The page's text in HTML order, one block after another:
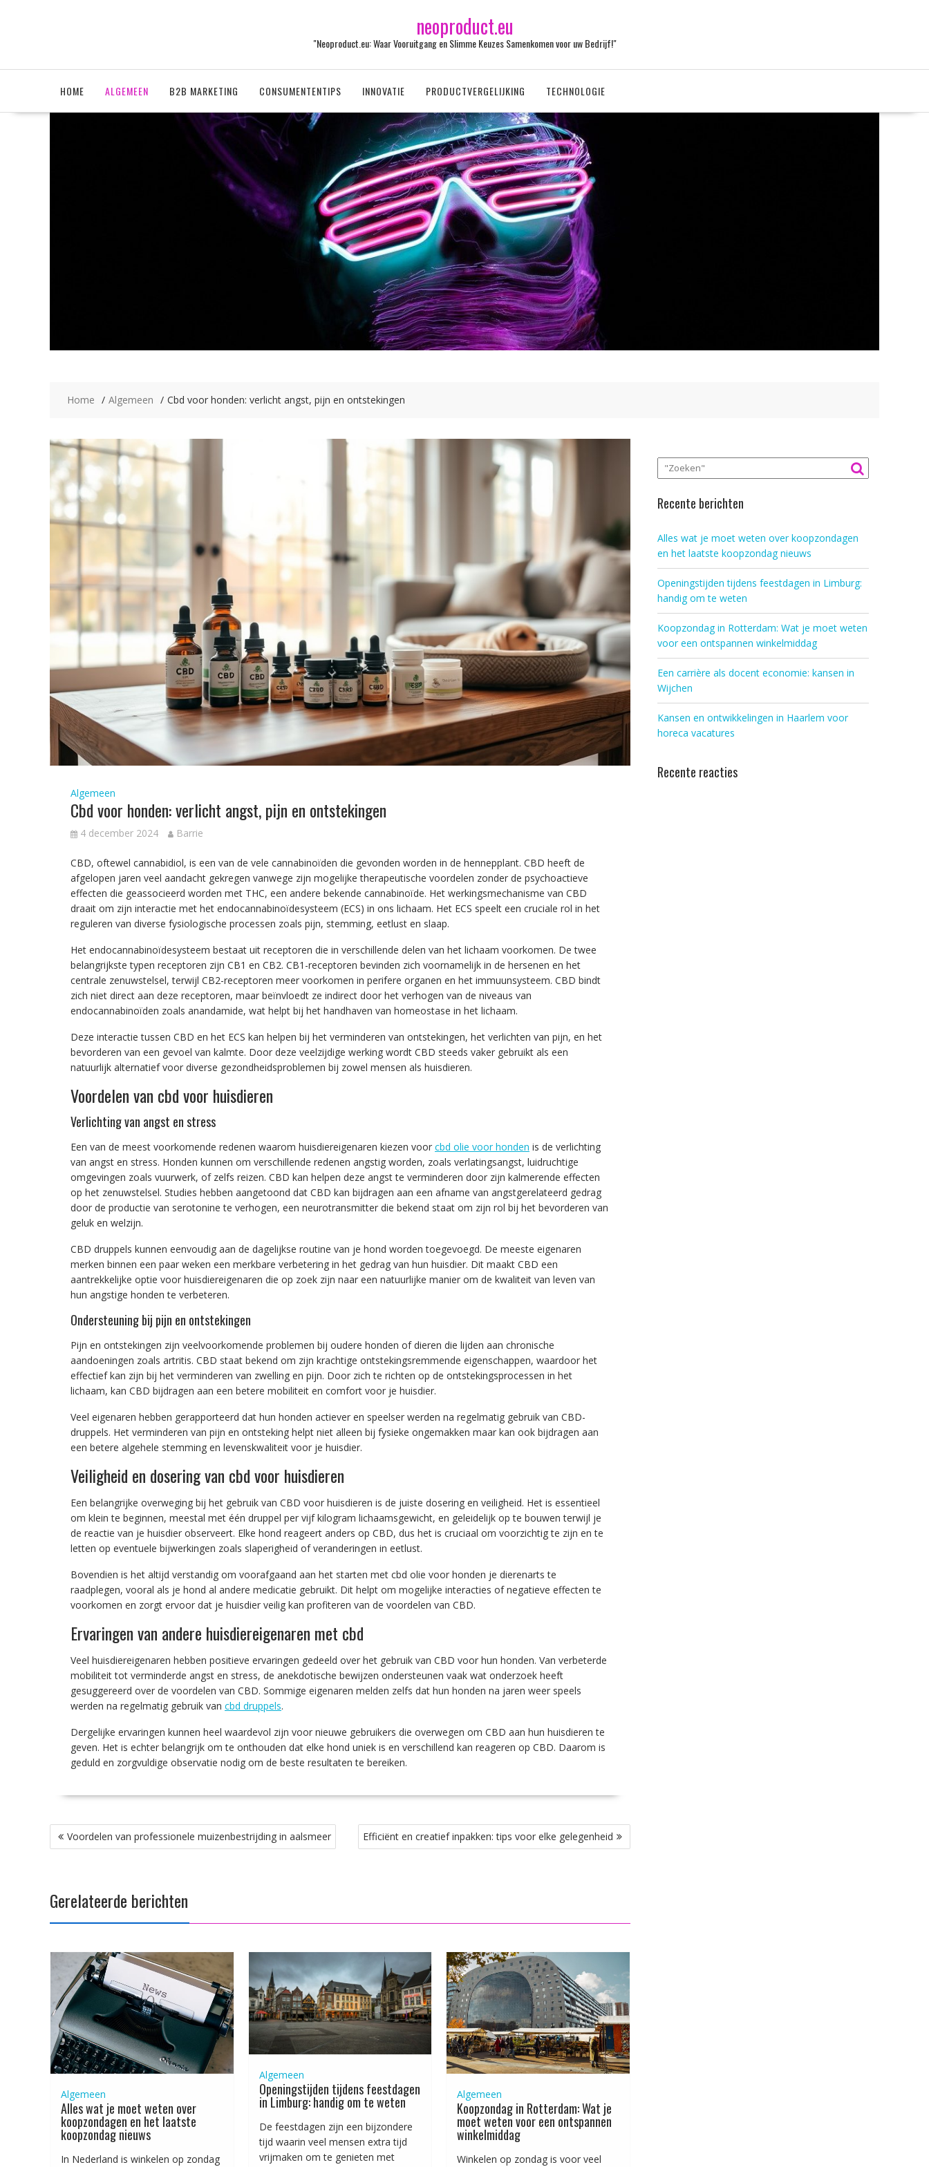
neoproduct.eu
"Neoproduct.eu: Waar Vooruitgang en Slimme Keuzes Samenkomen voor uw Bedrijf!"
HOME ALGEMEEN B2B MARKETING CONSUMENTENTIPS INNOVATIE PRODUCTVERGELIJKING TECHNOLOGIE
Home Algemeen Cbd voor honden: verlicht angst, pijn en ontstekingen
Algemeen
Cbd voor honden: verlicht angst, pijn en ontstekingen
4 december 2024 Barrie
CBD, oftewel cannabidiol, is een van de vele cannabinoïden die gevonden worden in de hennepplant. CBD heeft de
afgelopen jaren veel aandacht gekregen vanwege zijn mogelijke therapeutische voordelen zonder de psychoactieve
effecten die geassocieerd worden met THC, een andere bekende cannabinoïde. Het werkingsmechanisme van CBD
draait om zijn interactie met het endocannabinoïdesysteem (ECS) in ons lichaam. Het ECS speelt een cruciale rol in het
reguleren van diverse fysiologische processen zoals pijn, stemming, eetlust en slaap.
Het endocannabinoïdesysteem bestaat uit receptoren die in verschillende delen van het lichaam voorkomen. De twee
belangrijkste typen receptoren zijn CB1 en CB2. CB1-receptoren bevinden zich voornamelijk in de hersenen en het
centrale zenuwstelsel, terwijl CB2-receptoren meer voorkomen in perifere organen en het immuunsysteem. CBD bindt
zich niet direct aan deze receptoren, maar beïnvloedt ze indirect door het verhogen van de niveaus van
endocannabinoïden zoals anandamide, wat helpt bij het handhaven van homeostase in het lichaam.
Deze interactie tussen CBD en het ECS kan helpen bij het verminderen van ontstekingen, het verlichten van pijn, en het
bevorderen van een gevoel van kalmte. Door deze veelzijdige werking wordt CBD steeds vaker gebruikt als een
natuurlijk alternatief voor diverse gezondheidsproblemen bij zowel mensen als huisdieren.
Voordelen van cbd voor huisdieren
Verlichting van angst en stress
Een van de meest voorkomende redenen waarom huisdiereigenaren kiezen voor cbd olie voor honden is de verlichting
van angst en stress. Honden kunnen om verschillende redenen angstig worden, zoals verlatingsangst, luidruchtige
omgevingen zoals vuurwerk, of zelfs reizen. CBD kan helpen deze angst te verminderen door zijn kalmerende effecten
op het zenuwstelsel. Studies hebben aangetoond dat CBD kan bijdragen aan een afname van angstgerelateerd gedrag
door de productie van serotonine te verhogen, een neurotransmitter die bekend staat om zijn rol bij het bevorderen van
geluk en welzijn.
CBD druppels kunnen eenvoudig aan de dagelijkse routine van je hond worden toegevoegd. De meeste eigenaren
merken binnen een paar weken een merkbare verbetering in het gedrag van hun huisdier. Dit maakt CBD een
aantrekkelijke optie voor huisdiereigenaren die op zoek zijn naar een natuurlijke manier om de kwaliteit van leven van
hun angstige honden te verbeteren.
Ondersteuning bij pijn en ontstekingen
Pijn en ontstekingen zijn veelvoorkomende problemen bij oudere honden of dieren die lijden aan chronische
aandoeningen zoals artritis. CBD staat bekend om zijn krachtige ontstekingsremmende eigenschappen, waardoor het
effectief kan zijn bij het verminderen van zwelling en pijn. Door zich te richten op de ontstekingsprocessen in het
lichaam, kan CBD bijdragen aan een betere mobiliteit en comfort voor je huisdier.
Veel eigenaren hebben gerapporteerd dat hun honden actiever en speelser werden na regelmatig gebruik van CBD-
druppels. Het verminderen van pijn en ontsteking helpt niet alleen bij fysieke ongemakken maar kan ook bijdragen aan
een betere algehele stemming en levenskwaliteit voor je huisdier.
Veiligheid en dosering van cbd voor huisdieren
Een belangrijke overweging bij het gebruik van CBD voor huisdieren is de juiste dosering en veiligheid. Het is essentieel
om klein te beginnen, meestal met één druppel per vijf kilogram lichaamsgewicht, en geleidelijk op te bouwen terwijl je
de reactie van je huisdier observeert. Elke hond reageert anders op CBD, dus het is cruciaal om voorzichtig te zijn en te
letten op eventuele bijwerkingen zoals slaperigheid of veranderingen in eetlust.
Bovendien is het altijd verstandig om voorafgaand aan het starten met cbd olie voor honden je dierenarts te
raadplegen, vooral als je hond al andere medicatie gebruikt. Dit helpt om mogelijke interacties of negatieve effecten te
voorkomen en zorgt ervoor dat je huisdier veilig kan profiteren van de voordelen van CBD.
Ervaringen van andere huisdiereigenaren met cbd
Veel huisdiereigenaren hebben positieve ervaringen gedeeld over het gebruik van CBD voor hun honden. Van verbeterde
mobiliteit tot verminderde angst en stress, de anekdotische bewijzen ondersteunen vaak wat onderzoek heeft
gesuggereerd over de voordelen van CBD. Sommige eigenaren melden zelfs dat hun honden na jaren weer speels
werden na regelmatig gebruik van cbd druppels.
Dergelijke ervaringen kunnen heel waardevol zijn voor nieuwe gebruikers die overwegen om CBD aan hun huisdieren te
geven. Het is echter belangrijk om te onthouden dat elke hond uniek is en verschillend kan reageren op CBD. Daarom is
geduld en zorgvuldige observatie nodig om de beste resultaten te bereiken.
Bericht
navigatie
Voordelen van professionele muizenbestrijding in aalsmeer Efficiënt en creatief inpakken: tips voor elke gelegenheid
Gerelateerde berichten
Algemeen
Alles wat je moet weten over
koopzondagen en het laatste
koopzondag nieuws
In Nederland is winkelen op zondag
Algemeen
Openingstijden tijdens feestdagen
in Limburg: handig om te weten
De feestdagen zijn een bijzondere
tijd waarin veel mensen extra tijd
vrijmaken om te genieten met
Algemeen
Koopzondag in Rotterdam: Wat je
moet weten voor een ontspannen
winkelmiddag
Winkelen op zondag is voor veel
Recente berichten
Alles wat je moet weten over koopzondagen
en het laatste koopzondag nieuws
Openingstijden tijdens feestdagen in Limburg:
handig om te weten
Koopzondag in Rotterdam: Wat je moet weten
voor een ontspannen winkelmiddag
Een carrière als docent economie: kansen in
Wijchen
Kansen en ontwikkelingen in Haarlem voor
horeca vacatures
Recente reacties